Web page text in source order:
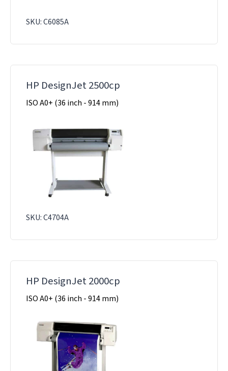
SKU: C6085A
HP DesignJet 2500cp
ISO A0+ (36 inch - 914 mm)
SKU: C4704A
HP DesignJet 2000cp
ISO A0+ (36 inch - 914 mm)